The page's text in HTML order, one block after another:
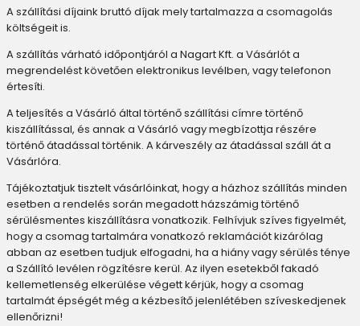
A szállítási díjaink bruttó díjak mely tartalmazza a csomagolás
költségeit is.
A szállítás várható időpontjáról a Nagart Kft. a Vásárlót a
megrendelést követően elektronikus levélben, vagy telefonon
értesíti.
A teljesítés a Vásárló által történő szállítási címre történő
kiszállítással, és annak a Vásárló vagy megbízottja részére
történő átadással történik. A kárveszély az átadással száll át a
Vásárlóra.
Tájékoztatjuk tisztelt vásárlóinkat, hogy a házhoz szállítás minden
esetben a rendelés során megadott házszámig történő
sérülésmentes kiszállításra vonatkozik. Felhívjuk szíves figyelmét,
hogy a csomag tartalmára vonatkozó reklamációt kizárólag
abban az esetben tudjuk elfogadni, ha a hiány vagy sérülés ténye
a Szállító levélen rögzítésre kerül. Az ilyen esetekből fakadó
kellemetlenség elkerülése végett kérjük, hogy a csomag
tartalmát épségét még a kézbesítő jelenlétében szíveskedjenek
ellenőrizni!